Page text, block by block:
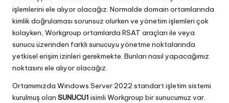
işlemlerini ele alıyor olacağız. Normalde domain ortamlarında
kimlik doğrulaması sorunsuz olurken ve yönetim işlemleri çok
kolayken, Workgroup ortamlarda RSAT araçları ile veya
sunucu üzerinden farklı sunucuyu yönetme noktalarında
yetkisel erişim izinleri gerekmekte. Bunları nasıl yapacağımız
noktasını ele alıyor olacağız.
Ortamımızda Windows Server 2022 standart işletim sistemi
kurulmuş olan SUNUCU1 isimli Workgroup bir sunucumuz var.